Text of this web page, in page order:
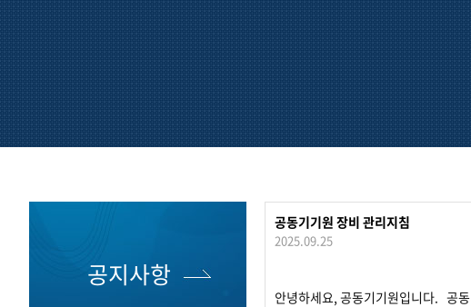
공지사항
공동기기원 장비 관리지침
2025.09.25
안녕하세요, 공동기기원입니다. 공동